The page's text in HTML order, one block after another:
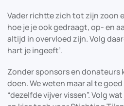
Vader richtte zich tot zijn zoon
hoe je je ook gedraagt, op- en
altijd in overvloed zijn. Volg
hart je ingeeft’.
Zonder sponsors en donateurs
doen. We weten maar al te
“dezelfde vijver vissen”. Volg